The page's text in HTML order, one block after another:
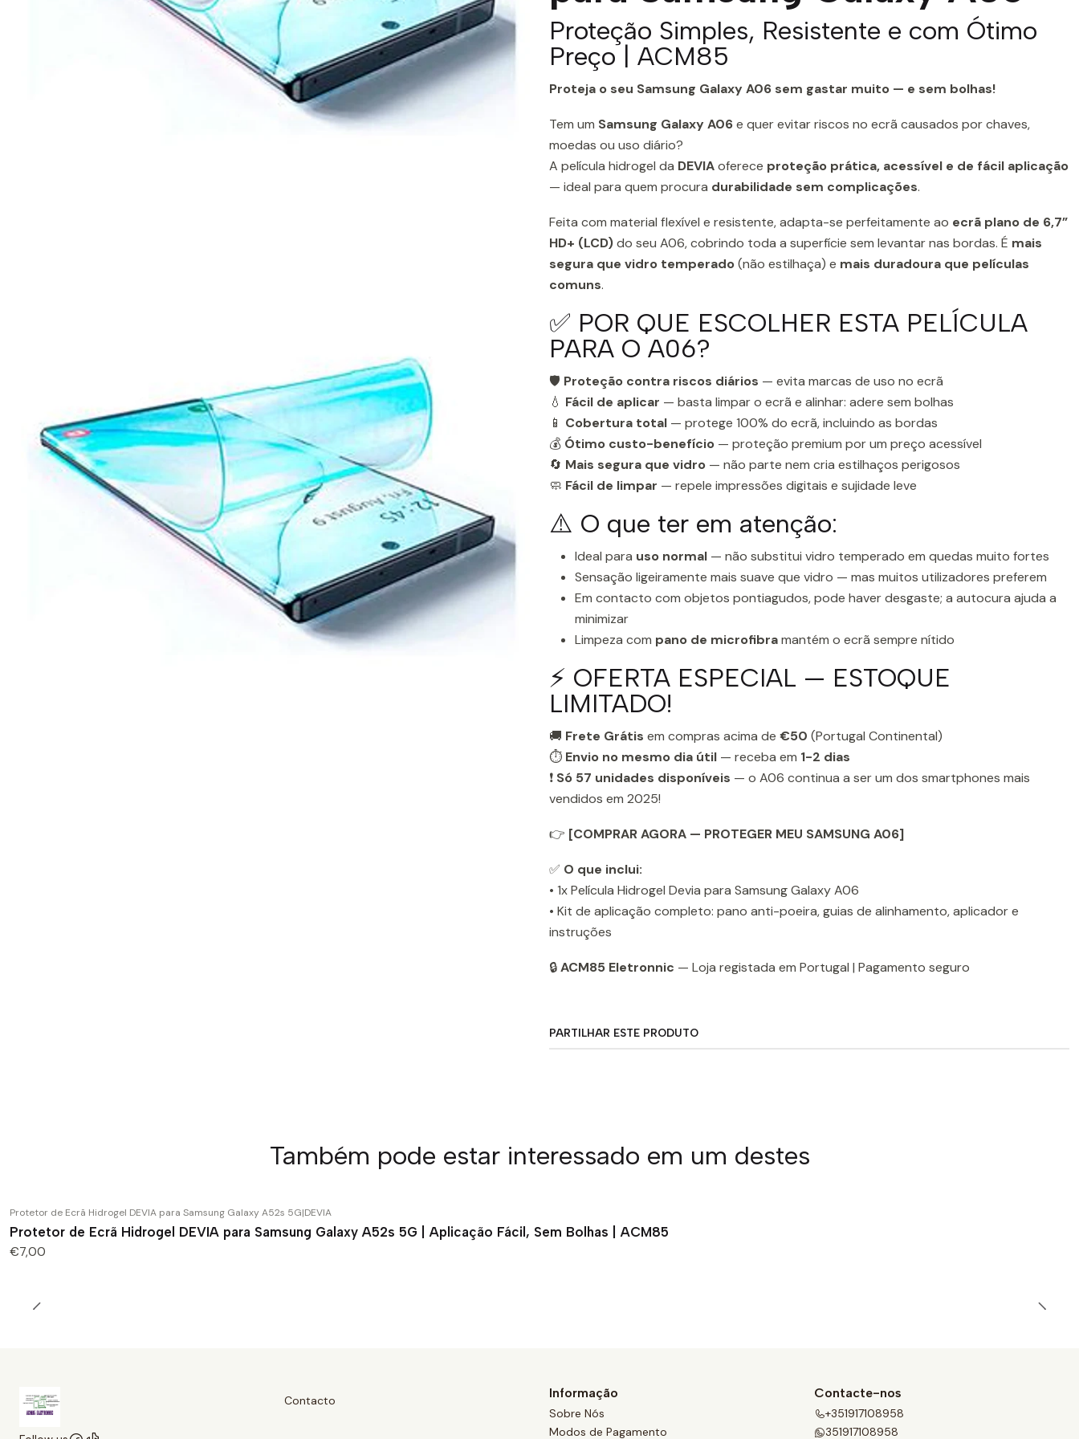
Proteção Simples, Resistente e com Ótimo
Preço | ACM85
Proteja o seu Samsung Galaxy A06 sem gastar muito — e sem bolhas!
Tem um Samsung Galaxy A06e quer evitar riscos no ecrã causados por chaves,
moedas ou uso diário?
A película hidrogel da DEVIAoferece proteção prática, acessível e de fácil aplicação
— ideal para quem procura durabilidade sem complicações.
Feita com material flexível e resistente, adapta-se perfeitamente ao ecrã plano de 6,7”
HD+ (LCD)do seu A06, cobrindo toda a superfície sem levantar nas bordas. É mais
segura que vidro temperado(não estilhaça) e mais duradoura que películas
comuns.
✅ POR QUE ESCOLHER ESTA PELÍCULA
PARA O A06?
🛡️ Proteção contra riscos diários — evita marcas de uso no ecrã
💧 Fácil de aplicar — basta limpar o ecrã e alinhar: adere sem bolhas
📱 Cobertura total — protege 100% do ecrã, incluindo as bordas
💰 Ótimo custo-benefício — proteção premium por um preço acessível
🔄 Mais segura que vidro — não parte nem cria estilhaços perigosos
🧼 Fácil de limpar — repele impressões digitais e sujidade leve
⚠️ O que ter em atenção:
Ideal para uso normal — não substitui vidro temperado em quedas muito fortes
Sensação ligeiramente mais suave que vidro — mas muitos utilizadores preferem
Em contacto com objetos pontiagudos, pode haver desgaste; a autocura ajuda a
minimizar
Limpeza com pano de microfibramantém o ecrã sempre nítido
⚡ OFERTA ESPECIAL — ESTOQUE
LIMITADO!
🚚 Frete Grátis em compras acima de €50 (Portugal Continental)
⏱️ Envio no mesmo dia útil — receba em 1-2 dias
❗ Só 57 unidades disponíveis — o A06 continua a ser um dos smartphones mais
vendidos em 2025!
👉 [COMPRAR AGORA — PROTEGER MEU SAMSUNG A06]
✅ O que inclui:
• 1x Película Hidrogel Devia para Samsung Galaxy A06
• Kit de aplicação completo: pano anti-poeira, guias de alinhamento, aplicador e
instruções
🔒ACM85 Eletronnic — Loja registada em Portugal | Pagamento seguro
PARTILHAR ESTE PRODUTO
Também pode estar interessado em um destes
Protetor de Ecrã Hidrogel DEVIA para Samsung Galaxy A52s 5G|DEVIA
Protetor de Ecrã Hidrogel DEVIA para Samsung Galaxy A52s 5G | Aplicação Fácil, Sem Bolhas | ACM85
€7,00
Contacto
Informação
Sobre Nós
Modos de Pagamento
Contacte-nos
+351917108958
351917108958